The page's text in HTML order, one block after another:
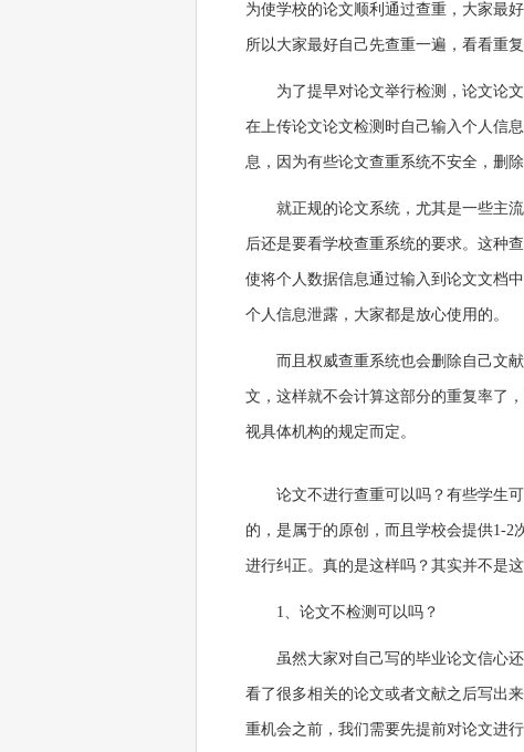
为使学校的论文顺利通过查重，大家最
所以大家最好自己先查重一遍，看看重复
为了提早对论文举行检测，论文论
在上传论文论文检测时自己输入个人信
息，因为有些论文查重系统不安全，删
就正规的论文系统，尤其是一些主
后还是要看学校查重系统的要求。这种
使将个人数据信息通过输入到论文文档
个人信息泄露，大家都是放心使用的。
而且权威查重系统也会删除自己文
文，这样就不会计算这部分的重复率了
视具体机构的规定而定。
论文不进行查重可以吗？有些学生
的，是属于的原创，而且学校会提供1-
进行纠正。真的是这样吗？其实并不是
1、论文不检测可以吗？
虽然大家对自己写的毕业论文信心
看了很多相关的论文或者文献之后写出
重机会之前，我们需要先提前对论文进